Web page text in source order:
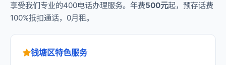
享受我们专业的400电话办理服务。年费500元起，预存话费
100%抵扣通话，0月租。
钱塘区特色服务